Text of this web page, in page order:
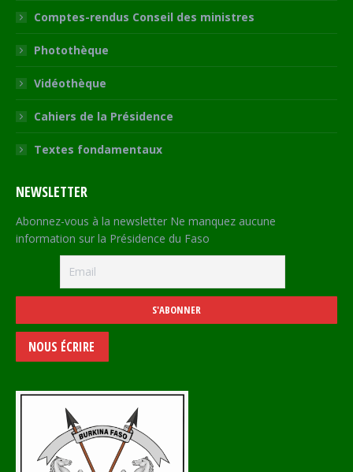
Comptes-rendus Conseil des ministres
Photothèque
Vidéothèque
Cahiers de la Présidence
Textes fondamentaux
NEWSLETTER
Abonnez-vous à la newsletter Ne manquez aucune
information sur la Présidence du Faso
NOUS ÉCRIRE